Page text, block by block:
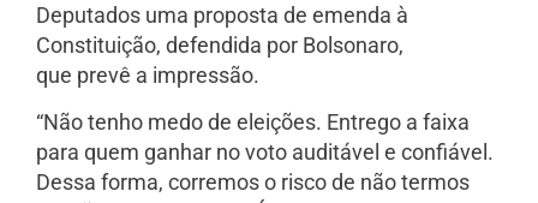
Deputados uma proposta de emenda à
Constituição, defendida por Bolsonaro,
que prevê a impressão.
“Não tenho medo de eleições. Entrego a faixa
para quem ganhar no voto auditável e confiável.
Dessa forma, corremos o risco de não termos